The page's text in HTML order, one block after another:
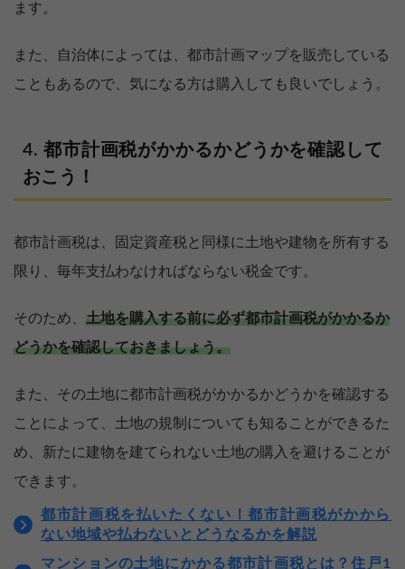
ます。
また、自治体によっては、都市計画マップを販売している
こともあるので、気になる方は購入しても良いでしょう。
都市計画税がかかるかどうかを確認して
おこう！
都市計画税は、固定資産税と同様に土地や建物を所有する
限り、毎年支払わなければならない税金です。
そのため、 土地を購入する前に必ず都市計画税がかかるか
どうかを確認しておきましょう。
また、その土地に都市計画税がかかるかどうかを確認する
ことによって、土地の規制についても知ることができるた
め、新たに建物を建てられない土地の購入を避けることが
できます。
都市計画税を払いたくない！都市計画税がかから
ない地域や払わないとどうなるかを解説
マンションの土地にかかる都市計画税とは？住戸1